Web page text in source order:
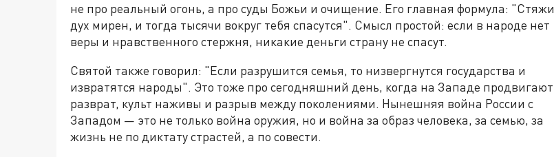
не про реальный огонь, а про суды Божьи и очищение. Его главная формула: "Стяжи
дух мирен, и тогда тысячи вокруг тебя спасутся". Смысл простой: если в народе нет
веры и нравственного стержня, никакие деньги страну не спасут.
Святой также говорил: "Если разрушится семья, то низвергнутся государства и
извратятся народы". Это тоже про сегодняшний день, когда на Западе продвигают
разврат, культ наживы и разрыв между поколениями. Нынешняя война России с
Западом — это не только война оружия, но и война за образ человека, за семью, за
жизнь не по диктату страстей, а по совести.